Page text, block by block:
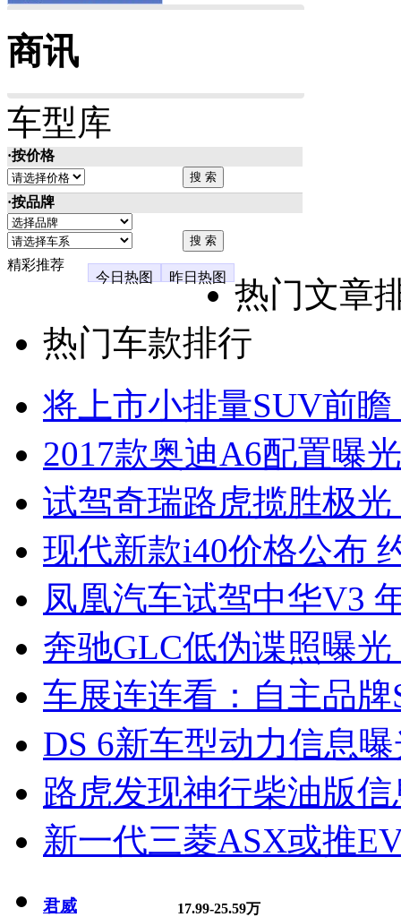
商讯
车型库
·按价格
·按品牌
精彩推荐
今日热图
昨日热图
热门文章
热门车款排行
将上市小排量SUV前
2017款奥迪A6配置曝
试驾奇瑞路虎揽胜极
现代新款i40价格公布
凤凰汽车试驾中华V3
奔驰GLC低伪谍照曝
车展连连看：自主品牌
DS 6新车型动力信息
路虎发现神行柴油版
新一代三菱ASX或推
君威 17.99-25.59万